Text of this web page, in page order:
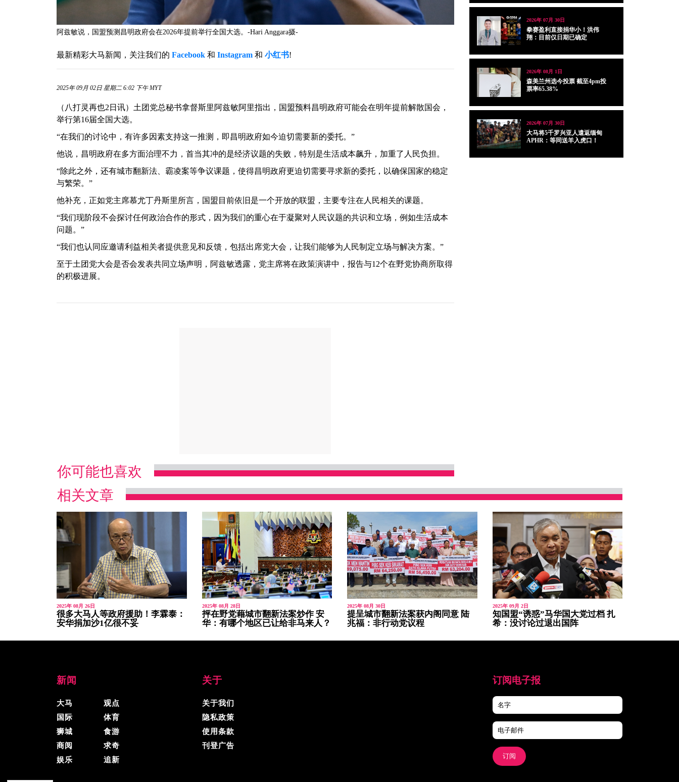
阿兹敏说，国盟预测昌明政府会在2026年提前举行全国大选。-Hari Anggara摄-
最新精彩大马新闻，关注我们的 Facebook 和 Instagram 和 小红书!
2025年 09月 02日 星期二 6:02 下午 MYT
（八打灵再也2日讯）土团党总秘书拿督斯里阿兹敏阿里指出，国盟预料昌明政府可能会在明年提前解散国会，
举行第16届全国大选。
“在我们的讨论中，有许多因素支持这一推测，即昌明政府如今迫切需要新的委托。”
他说，昌明政府在多方面治理不力，首当其冲的是经济议题的失败，特别是生活成本飙升，加重了人民负担。
“除此之外，还有城市翻新法、霸凌案等争议课题，使得昌明政府更迫切需要寻求新的委托，以确保国家的稳定
与繁荣。”
他补充，正如党主席慕尤丁丹斯里所言，国盟目前依旧是一个开放的联盟，主要专注在人民相关的课题。
“我们现阶段不会探讨任何政治合作的形式，因为我们的重心在于凝聚对人民议题的共识和立场，例如生活成本
问题。”
“我们也认同应邀请利益相关者提供意见和反馈，包括出席党大会，让我们能够为人民制定立场与解决方案。”
至于土团党大会是否会发表共同立场声明，阿兹敏透露，党主席将在政策演讲中，报告与12个在野党协商所取得
的积极进展。
你可能也喜欢
2026年 07月 30日
拳赛盈利直接捐华小！洪伟
翔：目前仅日期已确定
2026年 08月 1日
森美兰州选今投票 截至4pm投
票率65.38%
2026年 07月 30日
大马将5千罗兴亚人遣返缅甸
APHR：等同送羊入虎口！
相关文章
2025年 08月 26日
很多大马人等政府援助！李霖泰：
安华捐加沙1亿很不妥
2025年 08月 28日
抨在野党藉城市翻新法案炒作 安
华：有哪个地区已让给非马来人？
2025年 08月 30日
提呈城市翻新法案获内阁同意 陆
兆福：非行动党议程
2025年 09月 2日
知国盟“诱惑”马华国大党过档 扎
希：没讨论过退出国阵
新闻
大马
国际
狮城
商阅
娱乐
观点
体育
食游
求奇
追新
关于
关于我们
隐私政策
使用条款
刊登广告
订阅电子报
订阅